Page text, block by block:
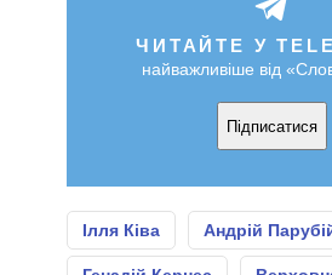
ЧИТАЙТЕ У
найважливіше від
Підписатися
Ілля Ківа Андрій